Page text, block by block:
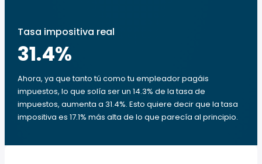
Tasa impositiva real
31.4%
Ahora, ya que tanto tú como tu empleador pagáis
impuestos, lo que solía ser un 14.3% de la tasa de
impuestos, aumenta a 31.4%. Esto quiere decir que la tasa
impositiva es 17.1% más alta de lo que parecía al principio.